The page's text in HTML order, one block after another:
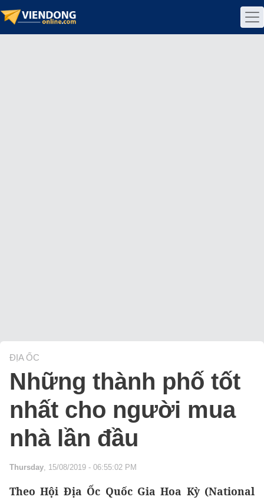
ĐỊA ỐC
Những thành phố tốt
nhất cho người mua
nhà lần đầu
Thursday, 15/08/2019 - 06:55:02 PM
Theo Hội Địa Ốc Quốc Gia Hoa Kỳ (National